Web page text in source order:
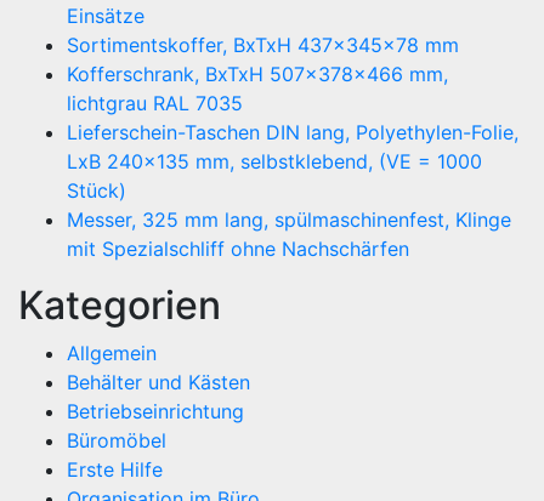
Einsätze
Sortimentskoffer, BxTxH 437x345x78 mm
Kofferschrank, BxTxH 507x378x466 mm,
lichtgrau RAL 7035
Lieferschein-Taschen DIN lang, Polyethylen-Folie,
LxB 240×135 mm, selbstklebend, (VE = 1000
Stück)
Messer, 325 mm lang, spülmaschinenfest, Klinge
mit Spezialschliff ohne Nachschärfen
Kategorien
Allgemein
Behälter und Kästen
Betriebseinrichtung
Büromöbel
Erste Hilfe